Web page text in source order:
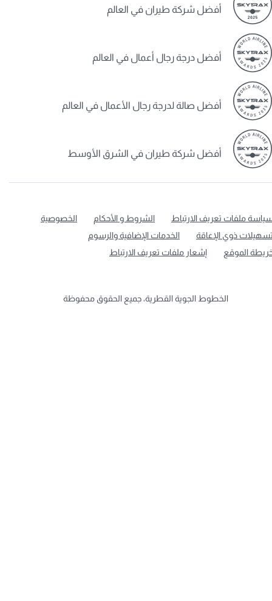
أفضل شركة طيران في العالم
أفضل درجة رجال أعمال في العالم
أفضل صالة لدرجة رجال الأعمال في العالم
أفضل شركة طيران في الشرق الأوسط
ملفات تعريف الارتباط الشروط و الأحكام
الخصوصية
ذوي الإعاقة
الخدمات الإضافية والرسوم
الموقع
إشعار ملفات تعريف الارتباط
الخطوط الجوية القطرية، جميع الحقوق محفوظة